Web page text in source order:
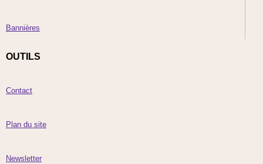
Bannières
OUTILS
Contact
Plan du site
Newsletter